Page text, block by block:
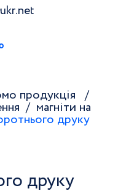
ukr.net
продукція
магніти на
друку
друку